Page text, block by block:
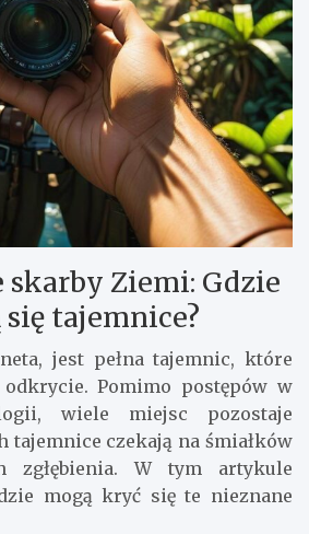
Ziemi: Gdzie
tajemnice?
jest pełna tajemnic, które
Pomimo postępów w
wiele miejsc pozostaje
tajemnice czekają na śmiałków
zgłębienia. W tym artykule
mogą kryć się te nieznane